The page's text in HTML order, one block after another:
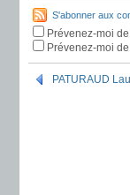
S'abonner aux
Prévenez-moi
Prévenez-moi
PATURAUD